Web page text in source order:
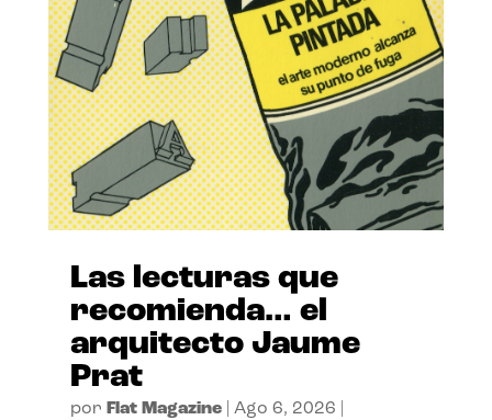
Las lecturas que
recomienda… el
arquitecto Jaume
Prat
por Flat Magazine| Ago 6, 2026